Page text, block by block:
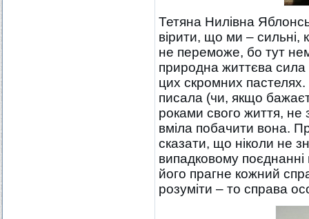
Тетяна Нилівна
вірити, що ми – сильні,
не переможе, бо тут
природна життєва сила
цих скромних
писала (чи, якщо
роками свого життя, не
вміла побачити вона.
сказати, що ніколи не
випадковому
його прагне кожний
розуміти – то справа